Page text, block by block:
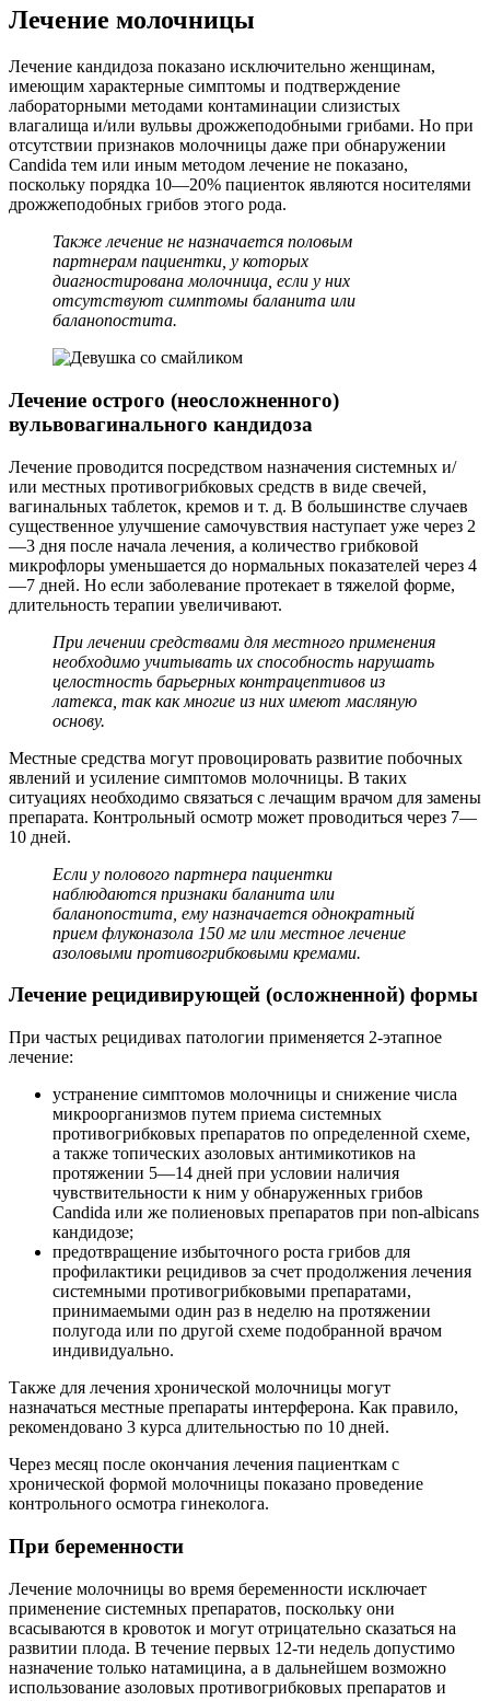
Лечение молочницы
Лечение кандидоза показано исключительно женщинам,
имеющим характерные симптомы и подтверждение
лабораторными методами контаминации слизистых
влагалища и/или вульвы дрожжеподобными грибами. Но при
отсутствии признаков молочницы даже при обнаружении
Candida тем или иным методом лечение не показано,
поскольку порядка 10—20% пациенток являются носителями
дрожжеподобных грибов этого рода.
Также лечение не назначается половым
партнерам пациентки, у которых
диагностирована молочница, если у них
отсутствуют симптомы баланита или
баланопостита.
Лечение острого (неосложненного)
вульвовагинального кандидоза
Лечение проводится посредством назначения системных и/
или местных противогрибковых средств в виде свечей,
вагинальных таблеток, кремов и т. д. В большинстве случаев
существенное улучшение самочувствия наступает уже через 2
—3 дня после начала лечения, а количество грибковой
микрофлоры уменьшается до нормальных показателей через 4
—7 дней. Но если заболевание протекает в тяжелой форме,
длительность терапии увеличивают.
При лечении средствами для местного применения
необходимо учитывать их способность нарушать
целостность барьерных контрацептивов из
латекса, так как многие из них имеют масляную
основу.
Местные средства могут провоцировать развитие побочных
явлений и усиление симптомов молочницы. В таких
ситуациях необходимо связаться с лечащим врачом для замены
препарата. Контрольный осмотр может проводиться через 7—
10 дней.
Если у полового партнера пациентки
наблюдаются признаки баланита или
баланопостита, ему назначается однократный
прием флуконазола 150 мг или местное лечение
азоловыми противогрибковыми кремами.
Лечение рецидивирующей (осложненной) формы
При частых рецидивах патологии применяется 2-этапное
лечение:
устранение симптомов молочницы и снижение числа
микроорганизмов путем приема системных
противогрибковых препаратов по определенной схеме,
а также топических азоловых антимикотиков на
протяжении 5—14 дней при условии наличия
чувствительности к ним у обнаруженных грибов
Candida или же полиеновых препаратов при non-albicans
кандидозе;
предотвращение избыточного роста грибов для
профилактики рецидивов за счет продолжения лечения
системными противогрибковыми препаратами,
принимаемыми один раз в неделю на протяжении
полугода или по другой схеме подобранной врачом
индивидуально.
Также для лечения хронической молочницы могут
назначаться местные препараты интерферона. Как правило,
рекомендовано 3 курса длительностью по 10 дней.
Через месяц после окончания лечения пациенткам с
хронической формой молочницы показано проведение
контрольного осмотра гинеколога.
При беременности
Лечение молочницы во время беременности исключает
применение системных препаратов, поскольку они
всасываются в кровоток и могут отрицательно сказаться на
развитии плода. В течение первых 12-ти недель допустимо
назначение только натамицина, а в дальнейшем возможно
использование азоловых противогрибковых препаратов и